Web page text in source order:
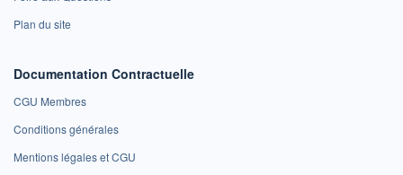
Plan du site
Documentation Contractuelle
CGU Membres
Conditions générales
Mentions légales et CGU